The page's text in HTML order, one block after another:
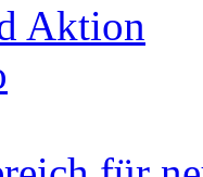
Aktion